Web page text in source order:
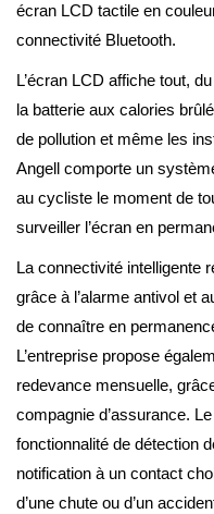
écran LCD tactile en
connectivité Bluetooth.
L’écran LCD affiche tout,
la batterie aux calories
de pollution et même les
Angell comporte un
au cycliste le moment de
surveiller l’écran en
La connectivité intelligente
grâce à l’alarme antivol et
de connaître en
L’entreprise propose
redevance mensuelle,
compagnie d’assurance.
fonctionnalité de détection
notification à un contact
d’une chute ou d’un